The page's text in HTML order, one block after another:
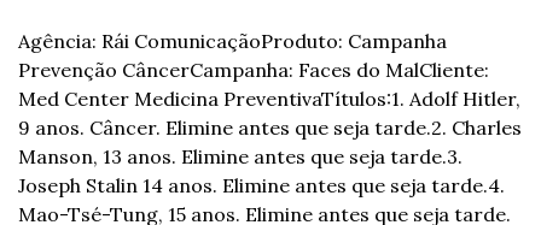
Agência: Rái ComunicaçãoProduto: Campanha
Prevenção CâncerCampanha: Faces do MalCliente:
Med Center Medicina PreventivaTítulos:1. Adolf Hitler,
9 anos. Câncer. Elimine antes que seja tarde.2. Charles
Manson, 13 anos. Elimine antes que seja tarde.3.
Joseph Stalin 14 anos. Elimine antes que seja tarde.4.
Mao-Tsé-Tung, 15 anos. Elimine antes que seja tarde.